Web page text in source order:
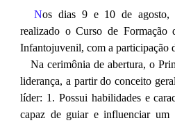
Nos dias 9 e 10 de agosto,
realizado o Curso de Formação
Infantojuvenil, com a participação
Na cerimônia de abertura, o
liderança, a partir do conceito
líder: 1. Possui habilidades e
capaz de guiar e influenciar um